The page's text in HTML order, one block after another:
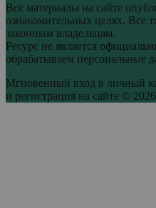
Все материалы на сайте
ознакомительных целях. Все
законным владельцам.
Ресурс не является
обрабатываем персональные
Мгновенный вход в личный
и регистрация на сайте © 2026